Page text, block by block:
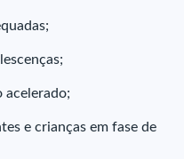
acelerado;
e crianças em fase de